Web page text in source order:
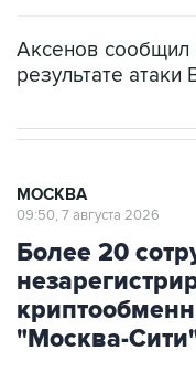
Более 20
"Москва-
Через эти